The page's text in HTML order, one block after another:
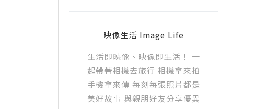
映像生活 Image Life
生活即映像、映像即生活！ 一
起帶著相機去旅行 相機拿來拍
手機拿來傳 每刻每張照片都是
美好故事 與親朋好友分享優異